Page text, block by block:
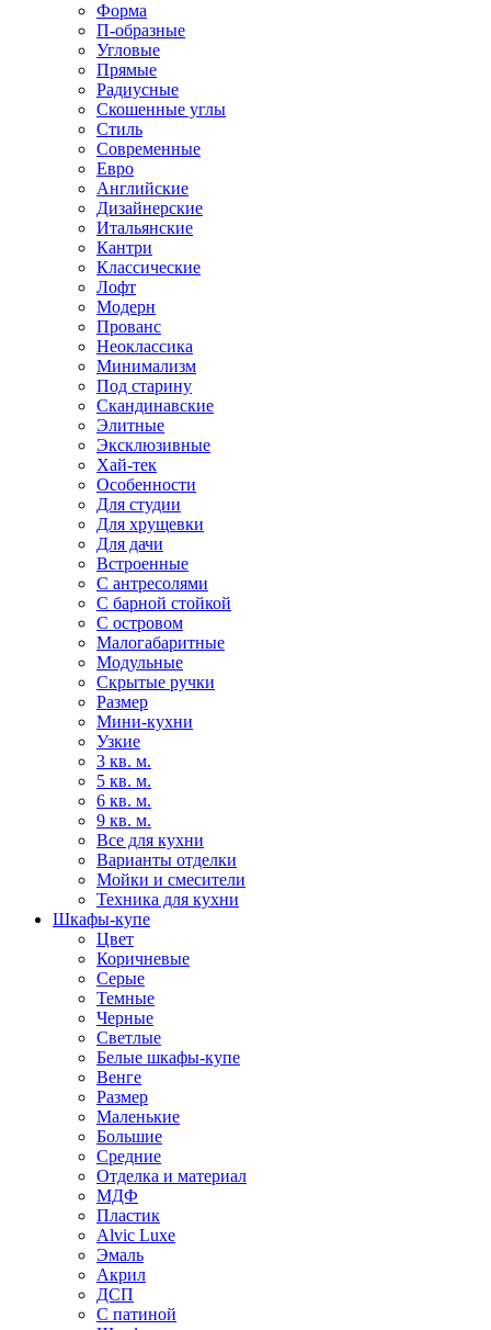
Форма
П-образные
Угловые
Прямые
Радиусные
Скошенные углы
Стиль
Современные
Евро
Английские
Дизайнерские
Итальянские
Кантри
Классические
Лофт
Модерн
Прованс
Неоклассика
Минимализм
Под старину
Скандинавские
Элитные
Эксклюзивные
Хай-тек
Особенности
Для студии
Для хрущевки
Для дачи
Встроенные
С антресолями
С барной стойкой
С островом
Малогабаритные
Модульные
Скрытые ручки
Размер
Мини-кухни
Узкие
3 кв. м.
5 кв. м.
6 кв. м.
9 кв. м.
Все для кухни
Варианты отделки
Мойки и смесители
Техника для кухни
Шкафы-купе
Цвет
Коричневые
Серые
Темные
Черные
Светлые
Белые шкафы-купе
Венге
Размер
Маленькие
Большие
Средние
Отделка и материал
МДФ
Пластик
Alvic Luxe
Эмаль
Акрил
ДСП
С патиной